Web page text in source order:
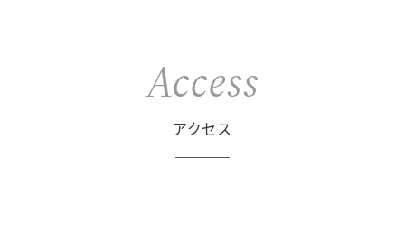
Access
アクセス